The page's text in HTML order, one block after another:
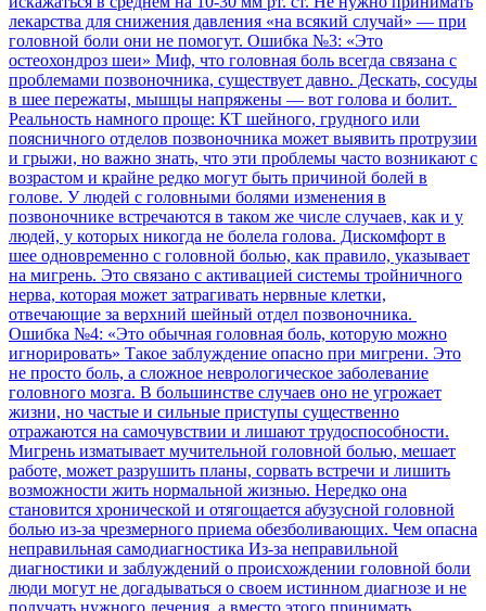
лекарства для снижения давления «на всякий случай» — при
головной боли они не помогут. Ошибка №3: «Это
остеохондроз шеи» Миф, что головная боль всегда связана с
проблемами позвоночника, существует давно. Дескать, сосуды
в шее пережаты, мышцы напряжены — вот голова и болит.
Реальность намного проще: КТ шейного, грудного или
поясничного отделов позвоночника может выявить протрузии
и грыжи, но важно знать, что эти проблемы часто возникают с
возрастом и крайне редко могут быть причиной болей в
голове. У людей с головными болями изменения в
позвоночнике встречаются в таком же числе случаев, как и у
людей, у которых никогда не болела голова. Дискомфорт в
шее одновременно с головной болью, как правило, указывает
на мигрень. Это связано с активацией системы тройничного
нерва, которая может затрагивать нервные клетки,
отвечающие за верхний шейный отдел позвоночника.
Ошибка №4: «Это обычная головная боль, которую можно
игнорировать» Такое заблуждение опасно при мигрени. Это
не просто боль, а сложное неврологическое заболевание
головного мозга. В большинстве случаев оно не угрожает
жизни, но частые и сильные приступы существенно
отражаются на самочувствии и лишают трудоспособности.
Мигрень изматывает мучительной головной болью, мешает
работе, может разрушить планы, сорвать встречи и лишить
возможности жить нормальной жизнью. Нередко она
становится хронической и отягощается абузусной головной
болью из-за чрезмерного приема обезболивающих. Чем опасна
неправильная самодиагностика Из-за неправильной
диагностики и заблуждений о происхождении головной боли
люди могут не догадываться о своем истинном диагнозе и не
получать нужного лечения, а вместо этого принимать